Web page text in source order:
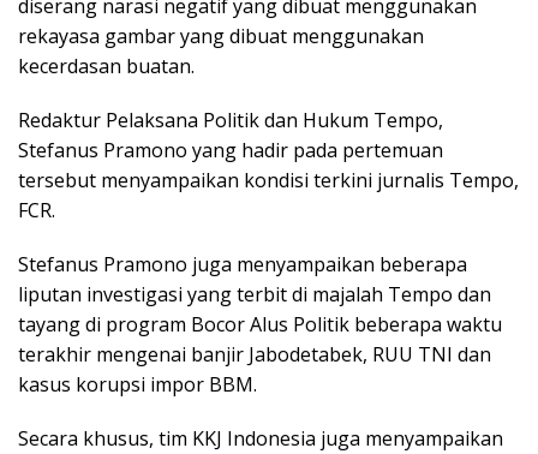
diserang narasi negatif yang dibuat menggunakan
rekayasa gambar yang dibuat menggunakan
kecerdasan buatan.
Redaktur Pelaksana Politik dan Hukum Tempo,
Stefanus Pramono yang hadir pada pertemuan
tersebut menyampaikan kondisi terkini jurnalis Tempo,
FCR.
Stefanus Pramono juga menyampaikan beberapa
liputan investigasi yang terbit di majalah Tempo dan
tayang di program Bocor Alus Politik beberapa waktu
terakhir mengenai banjir Jabodetabek, RUU TNI dan
kasus korupsi impor BBM.
Secara khusus, tim KKJ Indonesia juga menyampaikan